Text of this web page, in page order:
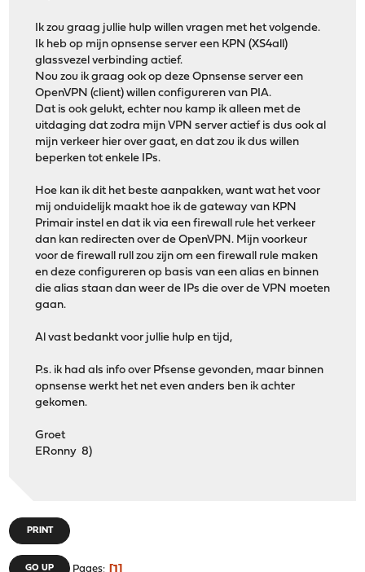
Ik zou graag jullie hulp willen vragen met het volgende.
Ik heb op mijn opnsense server een KPN (XS4all)
glassvezel verbinding actief.
Nou zou ik graag ook op deze Opnsense server een
OpenVPN (client) willen configureren van PIA.
Dat is ook gelukt, echter nou kamp ik alleen met de
uitdaging dat zodra mijn VPN server actief is dus ook al
mijn verkeer hier over gaat, en dat zou ik dus willen
beperken tot enkele IPs.
Hoe kan ik dit het beste aanpakken, want wat het voor
mij onduidelijk maakt hoe ik de gateway van KPN
Primair instel en dat ik via een firewall rule het verkeer
dan kan redirecten over de OpenVPN. Mijn voorkeur
voor de firewall rull zou zijn om een firewall rule maken
en deze configureren op basis van een alias en binnen
die alias staan dan weer de IPs die over de VPN moeten
gaan.
Al vast bedankt voor jullie hulp en tijd,
P.s. ik had als info over Pfsense gevonden, maar binnen
opnsense werkt het net even anders ben ik achter
gekomen.
Groet
ERonny 8)
PRINT
GO UP Pages